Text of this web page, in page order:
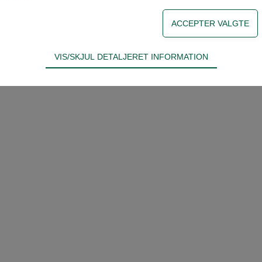
for hjemmesidens grundlæggende funktioner som fx
om antal besøg og hvordan hjemmesiden bruges.
VIS/SKJUL DETALJERET INFORMATION